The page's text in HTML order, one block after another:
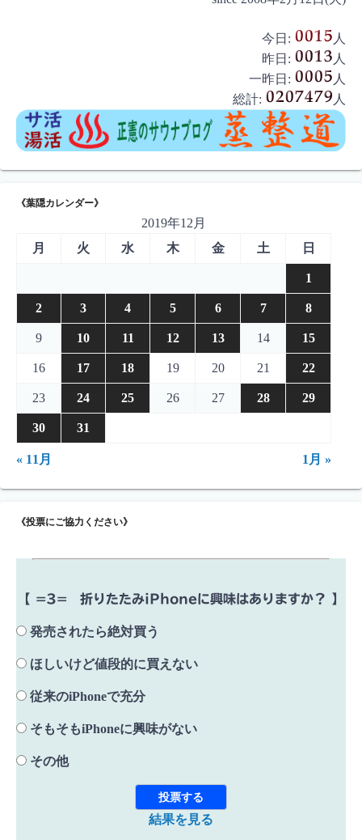
今日:
人
昨日:
人
一昨日:
人
総計:
人
《葉隠カレンダー》
2019年12月
月
火 水 木 金 土 日
1
2 3 4 5 6 7 8
9 10 11 12 13 14 15
16 17 18 19 20 21 22
23 24 25 26 27 28 29
30 31
« 11月 1月 »
《投票にご協力ください》
【 =3= 折りたたみiPhoneに興味はありますか？ 】
発売されたら絶対買う
ほしいけど値段的に買えない
従来のiPhoneで充分
そもそもiPhoneに興味がない
その他
結果を見る